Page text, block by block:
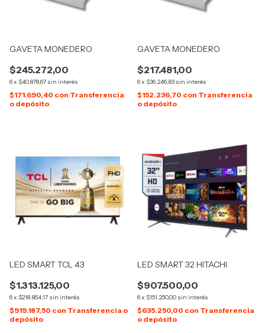
GAVETA MONEDERO
$245.272,00
6x $40.878,67 sin interés
$171.690,40 con Transferencia
o depósito
GAVETA MONEDERO
$217.481,00
6x $36.246,83 sin interés
$152.236,70 con Transferencia
o depósito
LED SMART TCL 43
$1.313.125,00
6x $218.854,17 sin interés
$919.187,50 con Transferencia o
depósito
LED SMART 32 HITACHI
$907.500,00
6x $151.250,00 sin interés
$635.250,00 con Transferencia
o depósito